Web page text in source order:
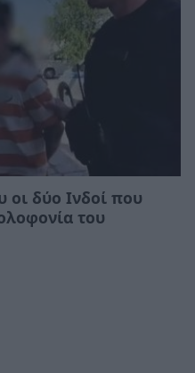
οι δύο Ινδοί που
του